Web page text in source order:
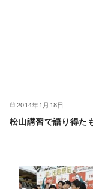
2014年1月18日
松山講習で語り得た